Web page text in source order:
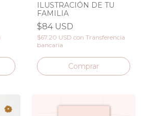
ILUSTRACIÓN DE TU
FAMILIA
$84 USD
$67.20 USD con Transferencia
bancaria
Comprar